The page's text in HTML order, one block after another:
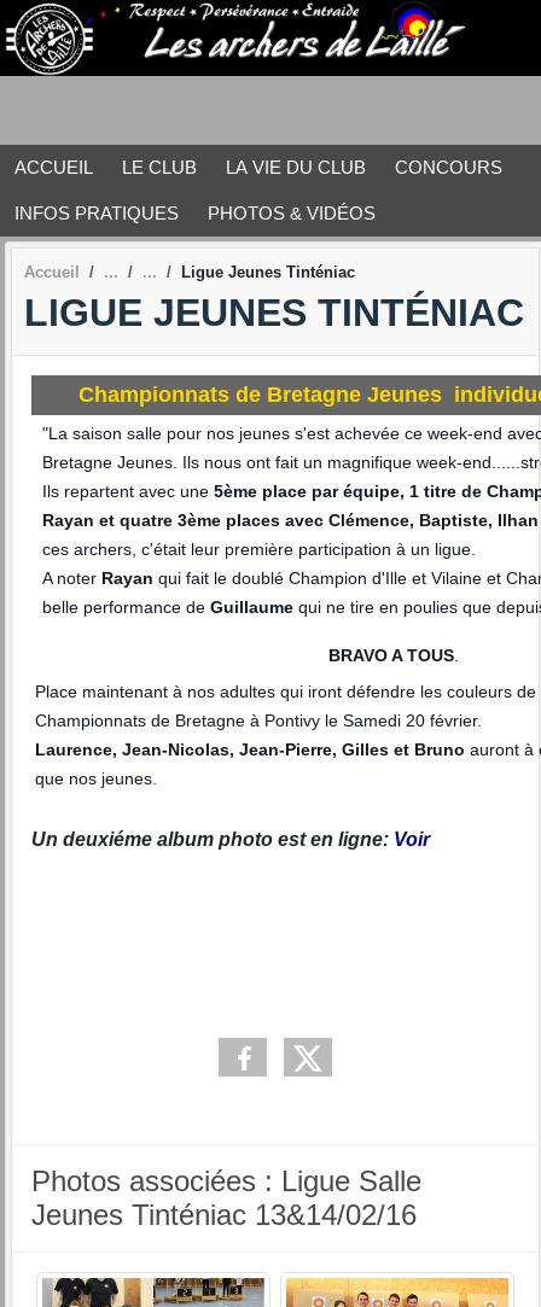
ACCUEIL LE CLUB LA VIE DU CLUB CONCOURS
INFOS PRATIQUES PHOTOS & VIDÉOS
Accueil Ligue Jeunes Tinténiac
LIGUE JEUNES TINTÉNIAC
Championnats de Bretagne Jeunes
"La saison salle pour nos jeunes s'est achevée ce week-end
Bretagne Jeunes. Ils nous ont fait un magnifique week-
Ils repartent avec une 5ème place par équipe, 1 titre de
Rayan et quatre 3ème places avec Clémence, Baptiste,
ces archers, c'était leur première participation à un ligue.
A noter Rayan qui fait le doublé Champion d'Ille et Vilaine et
belle performance de Guillaume qui ne tire en poulies que
BRAVO A TOUS
Place maintenant à nos adultes qui iront défendre les couleurs
Championnats de Bretagne à Pontivy le Samedi 20 février.
Laurence, Jean-Nicolas, Jean-Pierre, Gilles et Bruno auront à
que nos jeunes.
Un deuxiéme album photo est en ligne: Voir
Photos associées : Ligue Salle
Jeunes Tinténiac 13&14/02/16
Panneau de gestion des cookies